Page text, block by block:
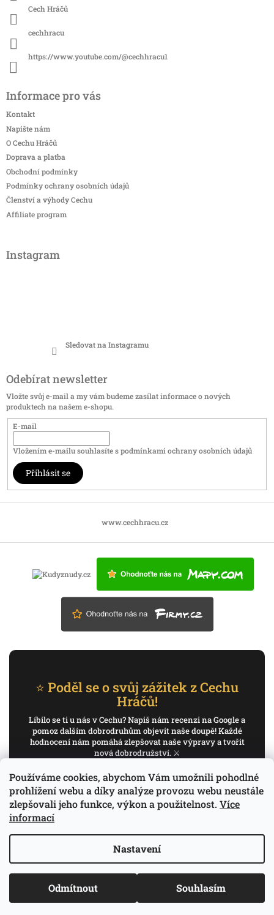
Používáme cookies, abychom Vám umožnili pohodlné
prohlížení webu a díky analýze provozu webu neustále
zlepšovali jeho funkce, výkon a použitelnost. Více
informací
Nastavení
Odmítnout Souhlasím
Cech Hráčů
cechhracu
https://www.youtube.com/@cechhracu1
Informace pro vás
Kontakt
Napište nám
O Cechu Hráčů
Doprava a platba
Obchodní podmínky
Podmínky ochrany osobních údajů
Členství a výhody Cechu
Affiliate program
Instagram
Sledovat na Instagramu
Odebírat newsletter
Vložte svůj e-mail a my vám budeme zasílat informace o nových
produktech na našem e-shopu.
E-mail
Vložením e-mailu souhlasíte spodmínkami ochrany osobních údajů
Přihlásit se
www.cechhracu.cz
⭐ Poděl se o svůj zážitek z Cechu
Hráčů!
Líbilo se ti u nás v Cechu? Napiš nám recenzi na Google a
pomoz dalším dobrodruhům objevit naše doupě! Každé
hodnocení nám pomáhá zlepšovat naše výpravy a tvořit
nová dobrodružství. ⚔️
✍️ Napiš recenzi na Google
Děkujeme, že pomáháš psát příběh Cechu Hráčů.
Vytvořil ShoptetCopyright 2026 Cech Hráčů. Všechna práva
vyhrazena.